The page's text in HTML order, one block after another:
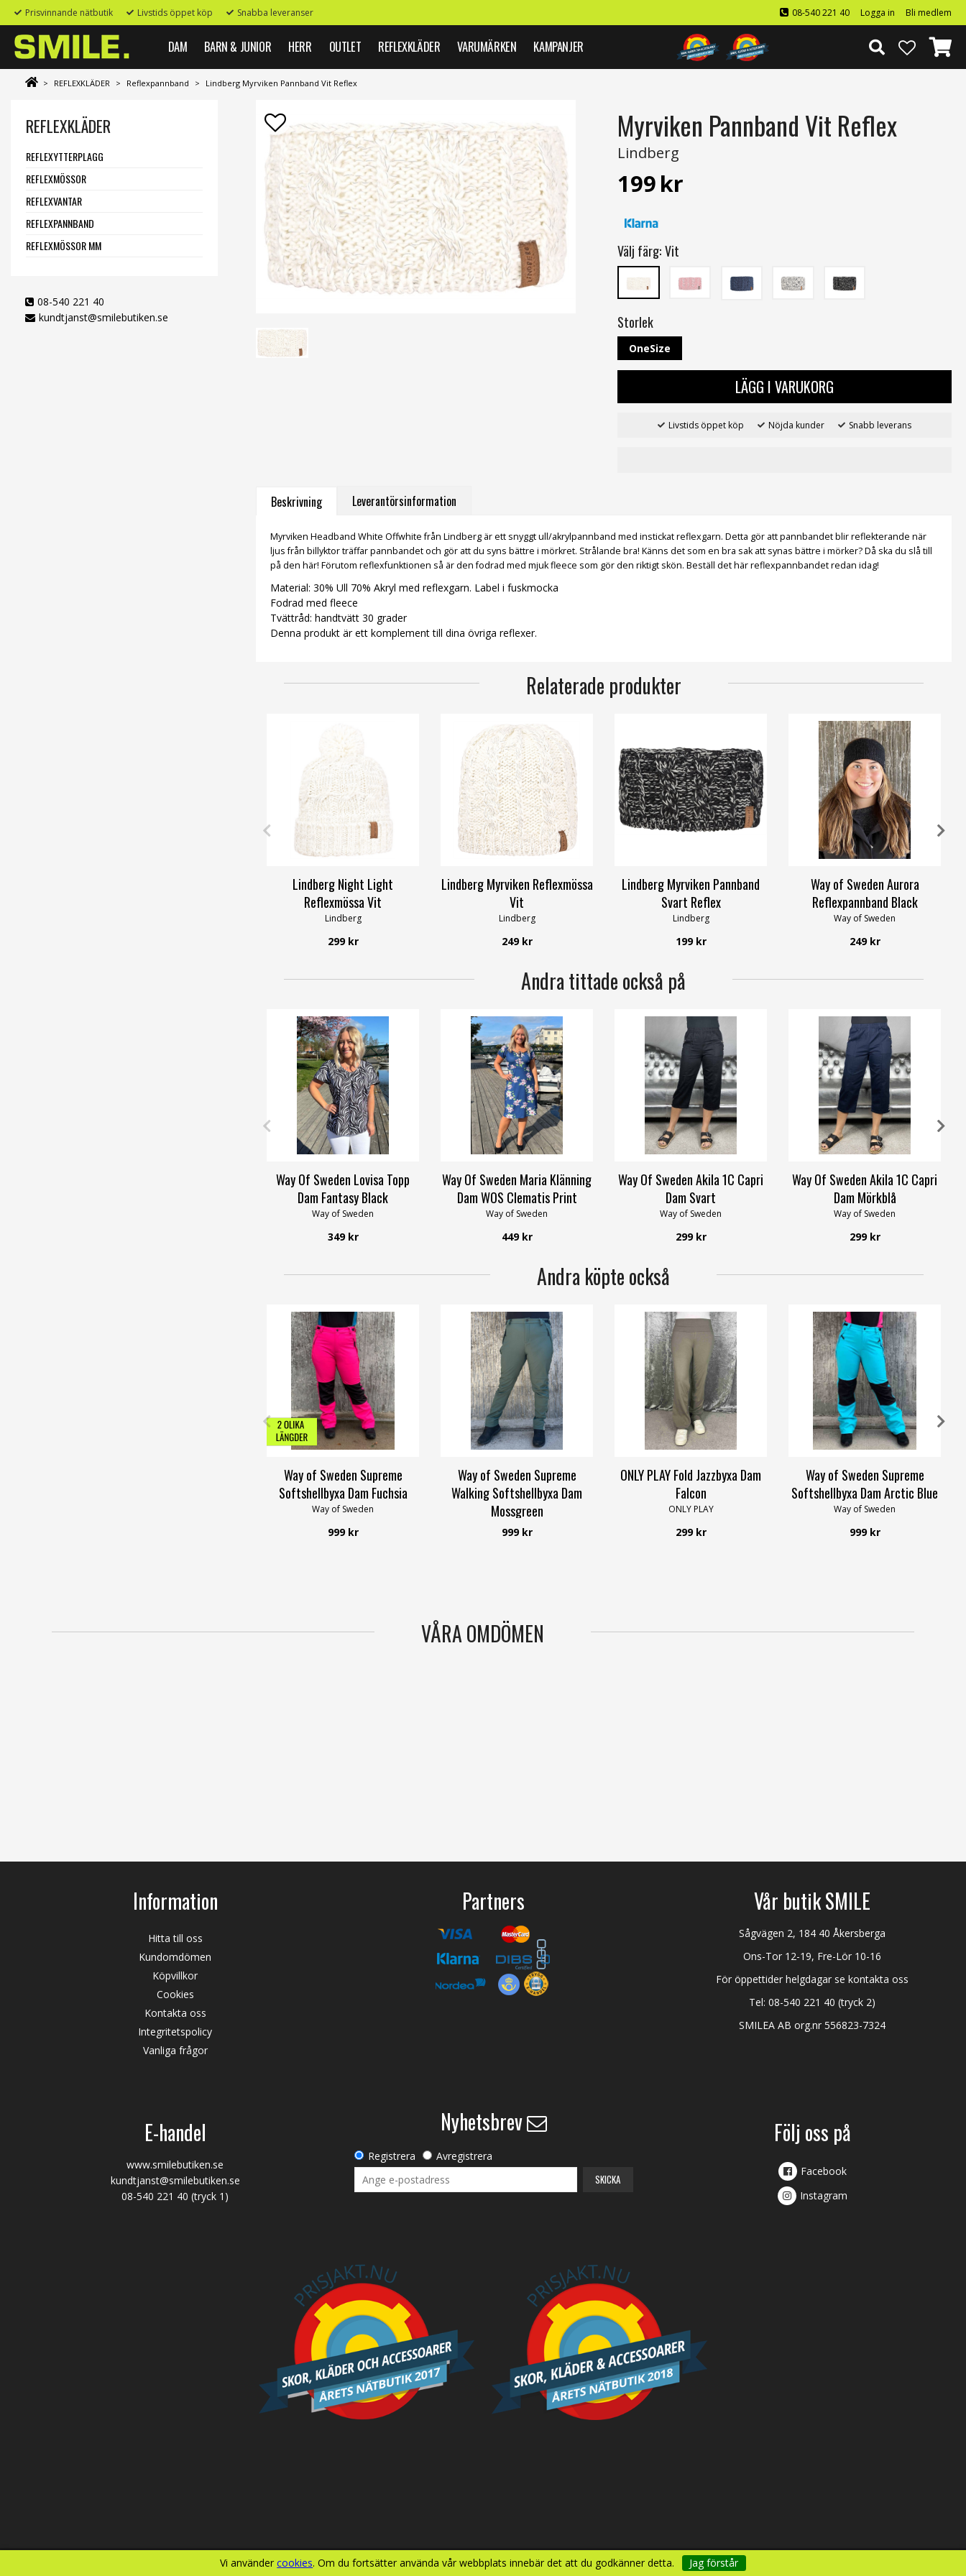
Vi användercookies. Om du fortsätter använda vår webbplats innebär det att du godkänner detta. Jag förstår
Prisvinnande nätbutik Livstids öppet köp Snabba leveranser 08-540 221 40 Logga in Bli medlem
DAM BARN & JUNIOR HERR OUTLET REFLEXKLÄDER VARUMÄRKEN KAMPANJER
> REFLEXKLÄDER > Reflexpannband > Lindberg Myrviken Pannband Vit Reflex
REFLEXKLÄDER
REFLEXYTTERPLAGG
REFLEXMÖSSOR
REFLEXVANTAR
REFLEXPANNBAND
REFLEXMÖSSOR MM
08-540 221 40
kundtjanst@smilebutiken.se
Myrviken Pannband Vit Reflex
Lindberg
199kr
Välj färg: Vit
Storlek
OneSize
LÄGG I VARUKORG
Livstids öppet köp Nöjda kunder Snabb leverans
Beskrivning Leverantörsinformation
Myrviken Headband White Offwhite från Lindberg är ett snyggt ull/akrylpannband med instickat reflexgarn. Detta gör att pannbandet blir reflekterande när
ljus från billyktor träffar pannbandet och gör att du syns bättre i mörkret. Strålande bra! Känns det som en bra sak att synas bättre i mörker? Då ska du slå till
på den här! Förutom reflexfunktionen så är den fodrad med mjuk fleece som gör den riktigt skön. Beställ det här reflexpannbandet redan idag!
Material: 30% Ull 70% Akryl med reflexgarn. Label i fuskmocka
Fodrad med fleece
Tvättråd: handtvätt 30 grader
Denna produkt är ett komplement till dina övriga reflexer.
Relaterade produkter
Lindberg Night Light
Reflexmössa Vit
Lindberg
299 kr
Lindberg Myrviken Reflexmössa
Vit
Lindberg
249 kr
Lindberg Myrviken Pannband
Svart Reflex
Lindberg
199 kr
Way of Sweden Aurora
Reflexpannband Black
Way of Sweden
249 kr
Andra tittade också på
Way Of Sweden Lovisa Topp
Dam Fantasy Black
Way of Sweden
349 kr
Way Of Sweden Maria Klänning
Dam WOS Clematis Print
Way of Sweden
449 kr
Way Of Sweden Akila 1C Capri
Dam Svart
Way of Sweden
299 kr
Way Of Sweden Akila 1C Capri
Dam Mörkblå
Way of Sweden
299 kr
Andra köpte också
Way of Sweden Supreme
Softshellbyxa Dam Fuchsia
Way of Sweden
999 kr
Way of Sweden Supreme
Walking Softshellbyxa Dam
Mossgreen
Way of Sweden
999 kr
ONLY PLAY Fold Jazzbyxa Dam
Falcon
ONLY PLAY
299 kr
Way of Sweden Supreme
Softshellbyxa Dam Arctic Blue
Way of Sweden
999 kr
VÅRA OMDÖMEN
Information
Hitta till oss
Kundomdömen
Köpvillkor
Cookies
Kontakta oss
Integritetspolicy
Vanliga frågor
Partners Vår butik SMILE
Sågvägen 2, 184 40 Åkersberga
Ons-Tor 12-19, Fre-Lör 10-16
För öppettider helgdagar se kontakta oss
Tel:08-540 221 40 (tryck 2)
SMILEA AB org.nr 556823-7324
E-handel
www.smilebutiken.se
kundtjanst@smilebutiken.se
08-540 221 40 (tryck 1)
Nyhetsbrev
Registrera Avregistrera
SKICKA
Följ oss på
Facebook
Instagram